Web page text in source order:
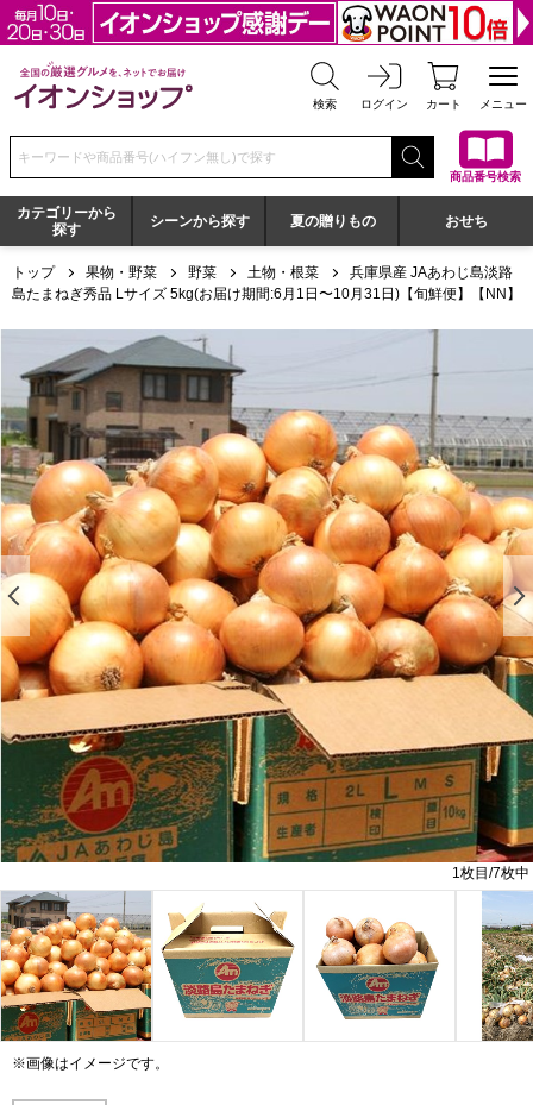
全国の厳選グルメを、ネットでお届け イオンショップ
検索 ログイン カート メニュー
検索キーワードまたは商品番号を入力してください
商品番号検索
カテゴリーから
探す
シーンから探す 夏の贈りもの おせち
トップ 果物・野菜 野菜 土物・根菜
兵庫県産 JAあわじ島淡路
島たまねぎ秀品 Lサイズ 5kg(お届け期間:6月1日〜10月31日)【旬鮮便】【NN】
兵庫県産 JAあわじ島淡路島たまねぎ秀品 Lサイズ 5kg(お届
前の画像を表示する
1枚目/7枚中
※画像はイメージです。